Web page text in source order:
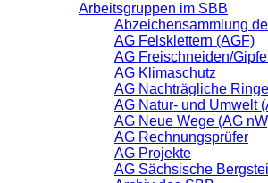
Arbeitsgruppen im SBB
Abzeichensammlung
AG Felsklettern (AGF)
AG Freischneiden/
AG Klimaschutz
AG Nachträgliche
AG Natur- und Umwelt
AG Neue Wege (AG
AG Rechnungsprüfer
AG Projekte
AG Sächsische